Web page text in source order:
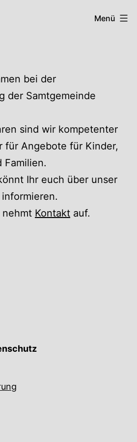
Menü
bei der
der Samtgemeinde
sind wir kompetenter
für Angebote für Kinder,
Familien.
Ihr euch über unser
nehmt Kontakt auf.